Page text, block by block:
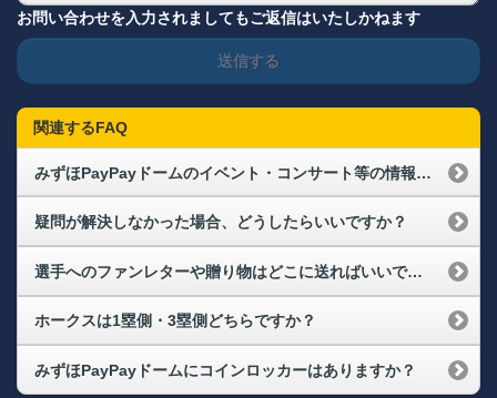
お問い合わせを入力されましてもご返信はいたしかねます
送信する
関連するFAQ
みずほPayPayドームのイベント・コンサート等の情報はありますか？
疑問が解決しなかった場合、どうしたらいいですか？
選手へのファンレターや贈り物はどこに送ればいいですか？
ホークスは1塁側・3塁側どちらですか？
みずほPayPayドームにコインロッカーはありますか？